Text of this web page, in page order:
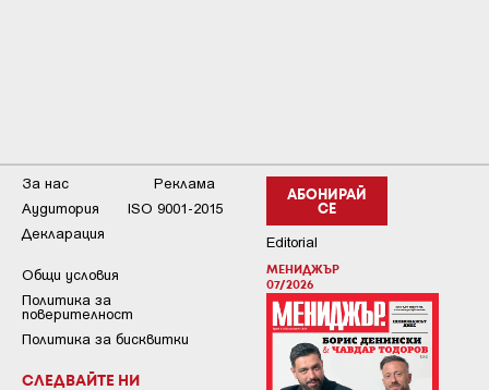
АБОНИРАЙ
СЕ
Editorial
МЕНИДЖЪР
07/2026
За нас
Реклама
Аудитория
ISO 9001-2015
Декларация
Общи условия
Пoлитикa зa
пoвepитeлнocт
Политика за бисквитки
СЛЕДВАЙТЕ НИ